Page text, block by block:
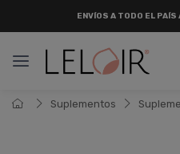
ENVÍOS A TODO EL
Suplementos